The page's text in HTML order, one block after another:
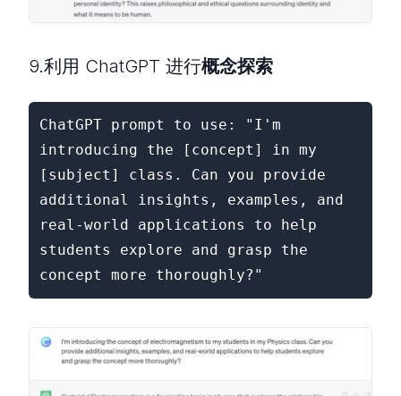
9.利用 ChatGPT 进行概念探索
ChatGPT prompt to use: "I'm
introducing the [concept] in my
[subject] class. Can you provide
additional insights, examples, and
real-world applications to help
students explore and grasp the
concept more thoroughly?"